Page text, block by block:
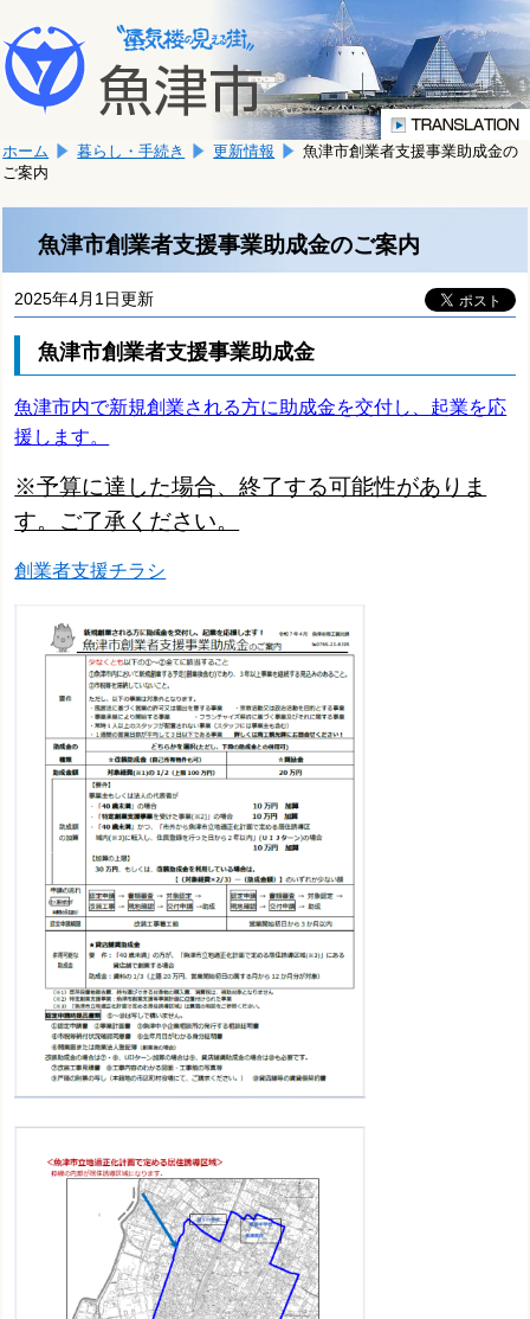
文
へ
移
ま
す。
こ
か
文
で
す。
ホーム 暮らし・手続き 更新情報
魚津市創業者支援事業助成金の
ご案内
魚津市創業者支援事業助成金のご案内
2025年4月1日更新
魚津市創業者支援事業助成金
魚津市内で新規創業される方に助成金を交付し、起業を応
援します。
※予算に達した場合、終了する可能性がありま
す。ご了承ください。
創業者支援チラシ